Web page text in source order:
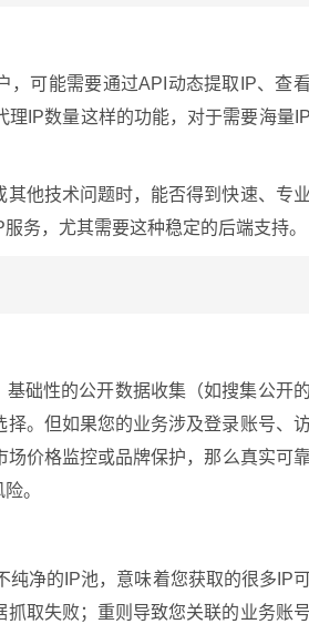
，可能需要通过API动态提取IP、查看
IP数量这样的功能，对于需要海量IP
他技术问题时，能否得到快速、专业
务，尤其需要这种稳定的后端支持。
础性的公开数据收集（如搜集公开的
。但如果您的业务涉及登录账号、
价格监控或品牌保护，那么真实可靠
。
纯净的IP池，意味着您获取的很多IP
取失败；重则导致您关联的业务账号